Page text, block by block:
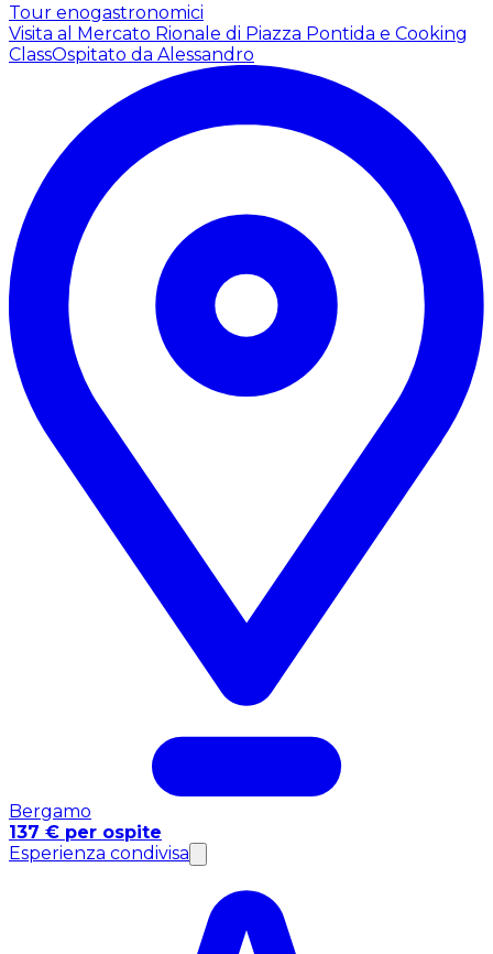
Tour enogastronomici
Visita al Mercato Rionale di Piazza Pontida e Cooking
ClassOspitato da Alessandro
Bergamo
137 € per ospite
Esperienza condivisa